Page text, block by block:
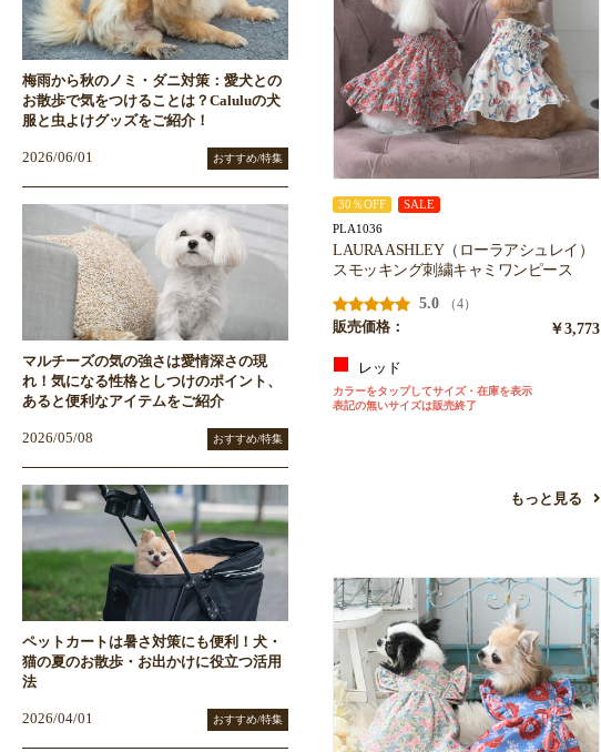
30％OFF SALE
PLA1036
LAURA ASHLEY（ローラアシュレイ）
スモッキング刺繍キャミワンピース
5.0
（4）
販売価格：
￥3,773
レッド
カラーをタップしてサイズ・在庫を表示
表記の無いサイズは販売終了
もっと見る
梅雨から秋のノミ・ダニ対策：愛犬との
お散歩で気をつけることは？Caluluの犬
服と虫よけグッズをご紹介！
2026/06/01 おすすめ/特集
マルチーズの気の強さは愛情深さの現
れ！気になる性格としつけのポイント、
あると便利なアイテムをご紹介
2026/05/08 おすすめ/特集
ペットカートは暑さ対策にも便利！犬・
猫の夏のお散歩・お出かけに役立つ活用
法
2026/04/01 おすすめ/特集